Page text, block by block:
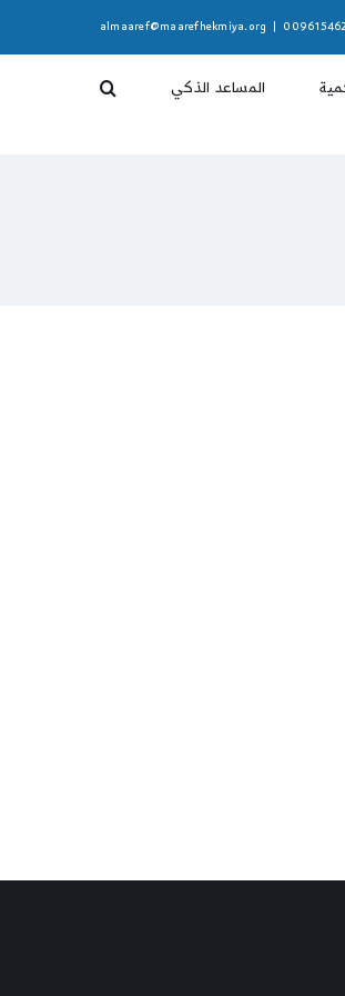
almaaref@maarefhekmiya.org
المساعد الذكي